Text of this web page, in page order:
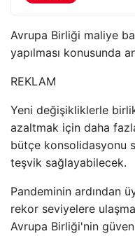
Avrupa Birliği maliye
yapılması konusunda
REKLAM
Yeni değişikliklerle
azaltmak için daha
bütçe konsolidasyonu
teşvik sağlayabilecek.
Pandeminin ardından
rekor seviyelere
Avrupa Birliği'nin